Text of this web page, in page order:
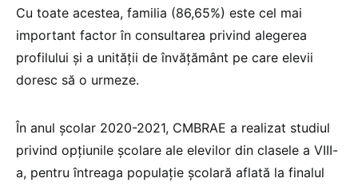
Cu toate acestea, familia (86,65%) este cel mai
important factor în consultarea privind alegerea
profilului și a unității de învățământ pe care elevii
doresc să o urmeze.
În anul şcolar 2020-2021, CMBRAE a realizat studiul
privind opţiunile şcolare ale elevilor din clasele a VIII-
a, pentru întreaga populaţie şcolară aflată la finalul